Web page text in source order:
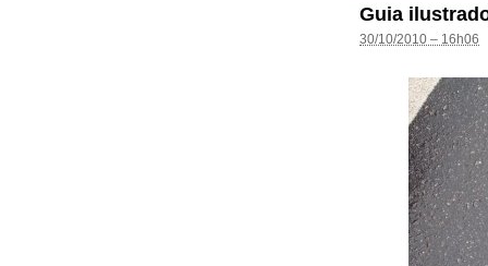
Guia
30/10/2010 – 16h06